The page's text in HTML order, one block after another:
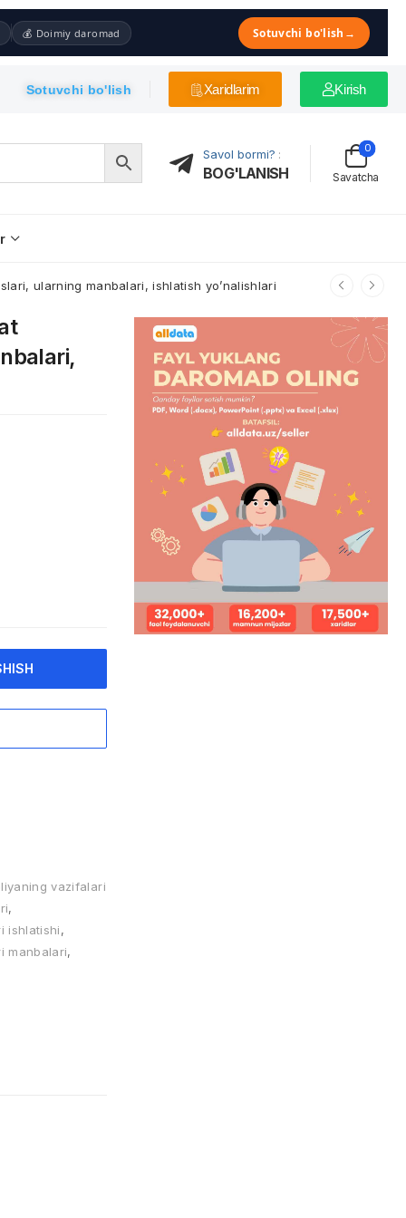
💰 Doimiy daromad Sotuvchi bo'lish →
Sotuvchi bo'lish Xaridlarim Kirish
Savol bormi? :
BOG'LANISH Savatcha
0
ularning manbalari, ishlatish yo’nalishlari
vazifalari
,
ishlatishi,
manbalari,